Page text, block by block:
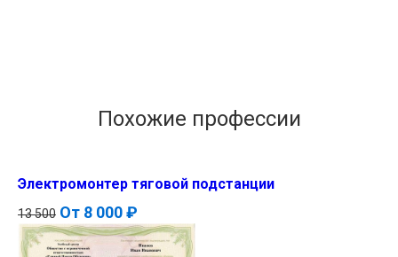
Похожие профессии
Электромонтер тяговой подстанции
13 500 От 8 000 ₽